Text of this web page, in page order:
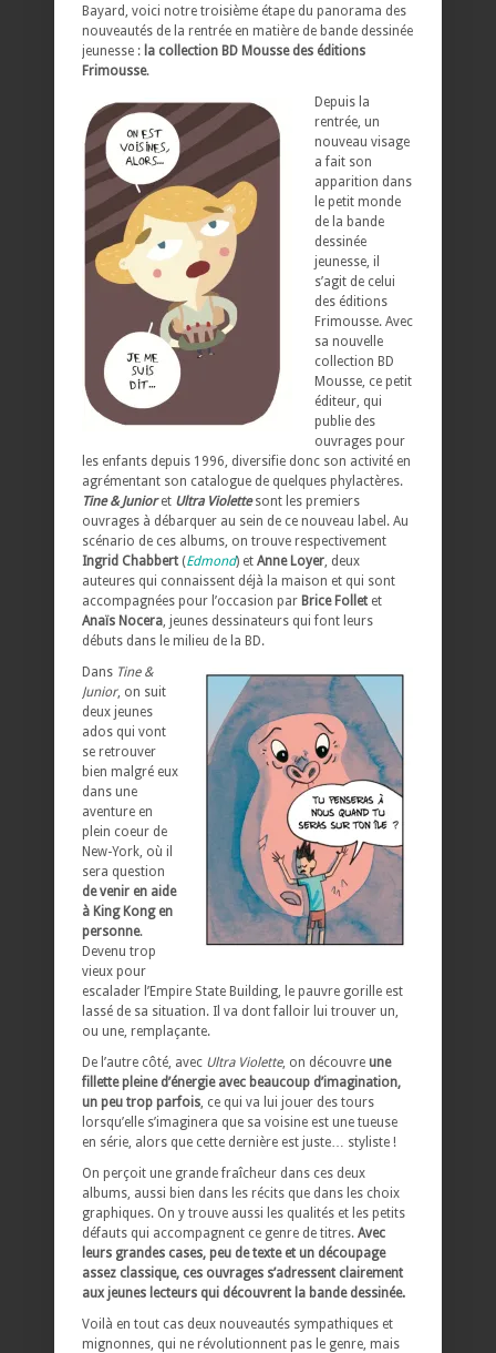
Bayard, voici notre troisième étape du panorama des
nouveautés de la rentrée en matière de bande dessinée
jeunesse : la collection BD Mousse des éditions
Frimousse.
Depuis la
rentrée, un
nouveau visage
a fait son
apparition dans
le petit monde
de la bande
dessinée
jeunesse, il
s’agit de celui
des éditions
Frimousse. Avec
sa nouvelle
collection BD
Mousse, ce petit
éditeur, qui
publie des
ouvrages pour
les enfants depuis 1996, diversifie donc son activité en
agrémentant son catalogue de quelques phylactères.
Tine & Junioret Ultra Violettesont les premiers
ouvrages à débarquer au sein de ce nouveau label. Au
scénario de ces albums, on trouve respectivement
Ingrid Chabbert (Edmond) et Anne Loyer , deux
auteures qui connaissent déjà la maison et qui sont
accompagnées pour l’occasion par Brice Follet et
Anaïs Nocera , jeunes dessinateurs qui font leurs
débuts dans le milieu de la BD.
Dans Tine &
Junior, on suit
deux jeunes
ados qui vont
se retrouver
bien malgré eux
dans une
aventure en
plein coeur de
New-York, où il
sera question
de venir en aide
à King Kong en
personne.
Devenu trop
vieux pour
escalader l’Empire State Building, le pauvre gorille est
lassé de sa situation. Il va dont falloir lui trouver un,
ou une, remplaçante.
De l’autre côté, avec Ultra Violette, on découvre une
fillette pleine d’énergie avec beaucoup d’imagination,
un peu trop parfois , ce qui va lui jouer des tours
lorsqu’elle s’imaginera que sa voisine est une tueuse
en série, alors que cette dernière est juste… styliste !
On perçoit une grande fraîcheur dans ces deux
albums, aussi bien dans les récits que dans les choix
graphiques. On y trouve aussi les qualités et les petits
défauts qui accompagnent ce genre de titres. Avec
leurs grandes cases, peu de texte et un découpage
assez classique, ces ouvrages s’adressent clairement
aux jeunes lecteurs qui découvrent la bande dessinée.
Voilà en tout cas deux nouveautés sympathiques et
mignonnes, qui ne révolutionnent pas le genre, mais